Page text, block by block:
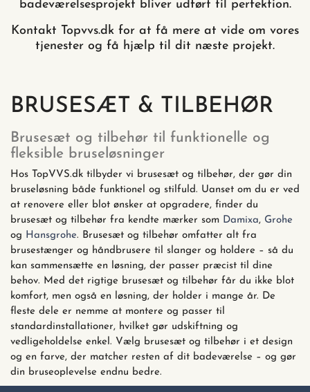
BRUSESÆT & TILBEHØR
Brusesæt og tilbehør til funktionelle og
fleksible bruseløsninger
Hos TopVVS.dk tilbyder vi brusesæt og tilbehør, der gør din
bruseløsning både funktionel og stilfuld. Uanset om du er ved
at renovere eller blot ønsker at opgradere, finder du
brusesæt og tilbehør fra kendte mærker som Damixa, Grohe
og Hansgrohe. Brusesæt og tilbehør omfatter alt fra
brusestænger og håndbrusere til slanger og holdere – så du
kan sammensætte en løsning, der passer præcist til dine
behov. Med det rigtige brusesæt og tilbehør får du ikke blot
komfort, men også en løsning, der holder i mange år. De
fleste dele er nemme at montere og passer til
standardinstallationer, hvilket gør udskiftning og
vedligeholdelse enkel. Vælg brusesæt og tilbehør i et design
og en farve, der matcher resten af dit badeværelse – og gør
din bruseoplevelse endnu bedre.
badeværelsesprojekt bliver udført til perfektion.
Kontakt Topvvs.dk for at få mere at vide om vores
tjenester og få hjælp til dit næste projekt.